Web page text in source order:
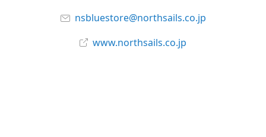
nsbluestore@northsails.co.jp
www.northsails.co.jp